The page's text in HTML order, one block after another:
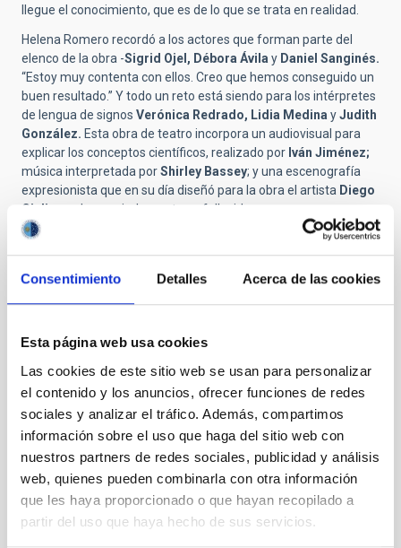
Consentimiento Detalles Acerca de las cookies
Esta página web usa cookies
Las cookies de este sitio web se usan para personalizar
el contenido y los anuncios, ofrecer funciones de redes
sociales y analizar el tráfico. Además, compartimos
información sobre el uso que haga del sitio web con
nuestros partners de redes sociales, publicidad y análisis
web, quienes pueden combinarla con otra información
que les haya proporcionado o que hayan recopilado a
partir del uso que haya hecho de sus servicios.
llegue el conocimiento, que es de lo que se trata en realidad.
Helena Romero recordó a los actores que forman parte del
elenco de la obra -Sigrid Ojel, Débora Ávila y Daniel Sanginés.
“Estoy muy contenta con ellos. Creo que hemos conseguido un
buen resultado.” Y todo un reto está siendo para los intérpretes
de lengua de signos Verónica Redrado, Lidia Medina yJudith
González. Esta obra de teatro incorpora un audiovisual para
explicar los conceptos científicos, realizado por Iván Jiménez;
música interpretada porShirley Bassey; y una escenografía
expresionista que en su día diseñó para la obra el artista Diego
Giuliano
, desgraciadamente ya fallecido.
Por último, Carmen del Puerto cerró el acto recordando las
fechas de las funciones para el público general: en el Auditorio
Municipal Capitol de Tacoronte, el sábado 21, a las 20h, y en el
escolares de centros previamente concertados, con un ensayo
general y una d las funciones también con lengua de signos.
Quién fue Henrietta Leavitt
Cuando nació, en 1868, habían pasado 20 años de la
movimiento feminista en su país de origen, Estados Unidos.
Esta declaración defendía el derecho de las mujeres a recibir
una mejor educación, a gozar de igualdad de oportunidades de
empleo y sueldo que los hombres y a votar y ser elegidas en